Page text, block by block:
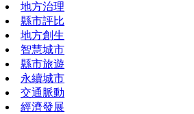
地方治理
縣市評比
地方創生
智慧城市
縣市旅遊
永續城市
交通脈動
經濟發展